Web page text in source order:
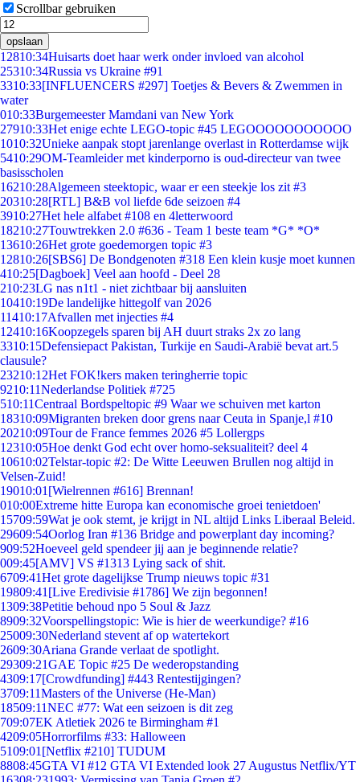
Scrollbar gebruiken
opslaan
12810:34Huisarts doet haar werk onder invloed van alcohol
25310:34Russia vs Ukraine #91
3310:33[INFLUENCERS #297] Toetjes & Bevers & Zwemmen in
water
010:33Burgemeester Mamdani van New York
27910:33Het enige echte LEGO-topic #45 LEGOOOOOOOOOOO
1010:32Unieke aanpak stopt jarenlange overlast in Rotterdamse wijk
5410:29OM-Teamleider met kinderporno is oud-directeur van twee
basisscholen
16210:28Algemeen steektopic, waar er een steekje los zit #3
20310:28[RTL] B&B vol liefde 6de seizoen #4
3910:27Het hele alfabet #108 en 4letterwoord
18210:27Touwtrekken 2.0 #636 - Team 1 beste team *G* *O*
13610:26Het grote goedemorgen topic #3
12810:26[SBS6] De Bondgenoten #318 Een klein kusje moet kunnen
410:25[Dagboek] Veel aan hoofd - Deel 28
210:23LG nas n1t1 - niet zichtbaar bij aansluiten
10410:19De landelijke hittegolf van 2026
11410:17Afvallen met injecties #4
12410:16Koopzegels sparen bij AH duurt straks 2x zo lang
3310:15Defensiepact Pakistan, Turkije en Saudi-Arabië bevat art.5
clausule?
23210:12Het FOK!kers maken teringherrie topic
9210:11Nederlandse Politiek #725
510:11Centraal Bordspeltopic #9 Waar we schuiven met karton
18310:09Migranten breken door grens naar Ceuta in Spanje,l #10
20210:09Tour de France femmes 2026 #5 Lollergps
12310:05Hoe denkt God echt over homo-seksualiteit? deel 4
10610:02Telstar-topic #2: De Witte Leeuwen Brullen nog altijd in
Velsen-Zuid!
19010:01 [Wielrennen #616] Brennan!
010:00Extreme hitte Europa kan economische groei tenietdoen'
15709:59Wat je ook stemt, je krijgt in NL altijd Links Liberaal Beleid.
29609:54Oorlog Iran #136 Bridge and powerplant day incoming?
909:52Hoeveel geld spendeer jij aan je beginnende relatie?
009:45[AMV] VS #1313 Lying sack of shit.
6709:41Het grote dagelijkse Trump nieuws topic #31
19809:41 [Live Eredivisie #1786] We zijn begonnen!
1309:38Petitie behoud npo 5 Soul & Jazz
8909:32Voorspellingstopic: Wie is hier de weerkundige? #16
25009:30Nederland stevent af op watertekort
2609:30Ariana Grande verlaat de spotlight.
29309:21GAE Topic #25 De wederopstanding
4309:17[Crowdfunding] #443 Rentestijgingen?
3709:11Masters of the Universe (He-Man)
18509:11NEC #77: Wat een seizoen is dit zeg
709:07EK Atletiek 2026 te Birmingham #1
4209:05Horrorfilms #33: Halloween
5109:01 [Netflix #210] TUDUM
8808:45GTA VI #12 GTA VI Extended look 27 Augustus Netflix/YT